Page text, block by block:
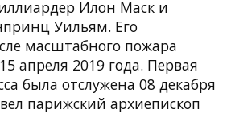
Илон Маск и
Уильям. Его
масштабного пожара
апреля 2019 года. Первая
была отслужена 08 декабря
парижский архиепископ